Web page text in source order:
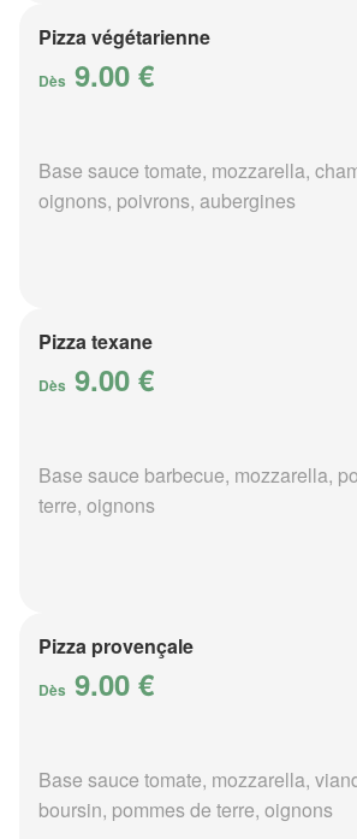
Pizza végétarienne
Dès 9.00 €
Base sauce tomate, mozzarella,
oignons, poivrons, aubergines
Pizza texane
Dès 9.00 €
Base sauce barbecue, mozzarella,
terre, oignons
Pizza provençale
Dès 9.00 €
Base sauce tomate, mozzarella,
boursin, pommes de terre, oignons